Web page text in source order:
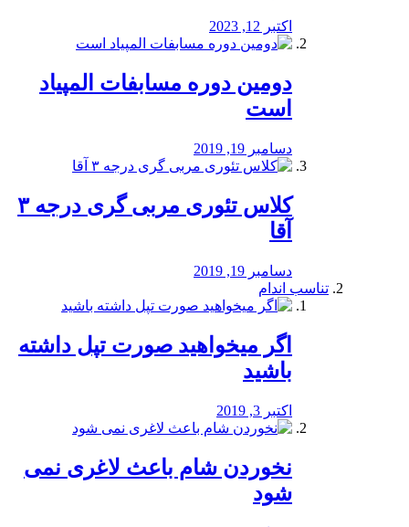
اکتبر 12, 2023
دومین دوره مسابفات المپیاد
است
دسامبر 19, 2019
کلاس تئوری مربی گری درجه ۳
آقا
دسامبر 19, 2019
تناسب اندام
اگر میخواهید صورت تپل داشته
باشید
اکتبر 3, 2019
نخوردن شام باعث لاغری نمی
‌شود